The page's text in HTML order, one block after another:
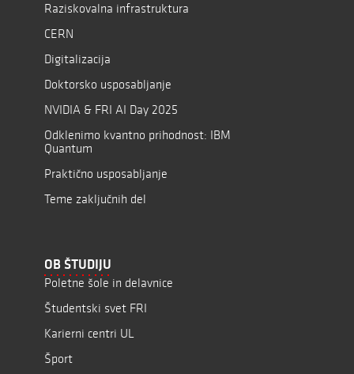
Raziskovalna infrastruktura
CERN
Digitalizacija
Doktorsko usposabljanje
NVIDIA & FRI AI Day 2025
Odklenimo kvantno prihodnost: IBM
Quantum
Praktično usposabljanje
Teme zaključnih del
OB ŠTUDIJU
Poletne šole in delavnice
Študentski svet FRI
Karierni centri UL
Šport